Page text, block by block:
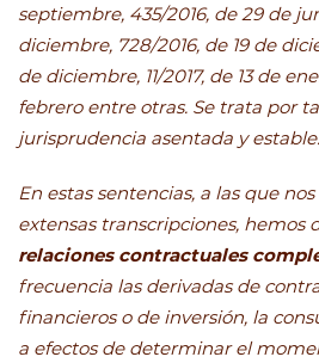
septiembre, 435/2016, de 29 de
diciembre, 728/2016, de 19 de
de diciembre, 11/2017, de 13 de
febrero entre otras. Se trata por
jurisprudencia asentada y estable.
En estas sentencias, a las que
extensas transcripciones, hemos
relaciones contractuales
frecuencia las derivadas de
financieros o de inversión, la
a efectos de determinar el